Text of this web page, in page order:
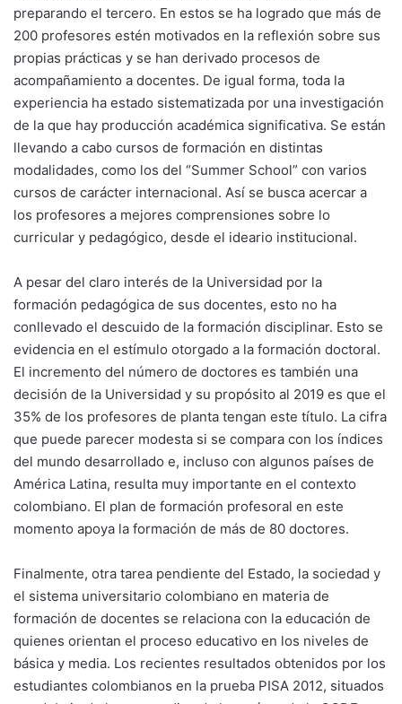
preparando el tercero. En estos se ha logrado que más de
200 profesores estén motivados en la reflexión sobre sus
propias prácticas y se han derivado procesos de
acompañamiento a docentes. De igual forma, toda la
experiencia ha estado sistematizada por una investigación
de la que hay producción académica significativa. Se están
llevando a cabo cursos de formación en distintas
modalidades, como los del “Summer School” con varios
cursos de carácter internacional. Así se busca acercar a
los profesores a mejores comprensiones sobre lo
curricular y pedagógico, desde el ideario institucional.
A pesar del claro interés de la Universidad por la
formación pedagógica de sus docentes, esto no ha
conllevado el descuido de la formación disciplinar. Esto se
evidencia en el estímulo otorgado a la formación doctoral.
El incremento del número de doctores es también una
decisión de la Universidad y su propósito al 2019 es que el
35% de los profesores de planta tengan este título. La cifra
que puede parecer modesta si se compara con los índices
del mundo desarrollado e, incluso con algunos países de
América Latina, resulta muy importante en el contexto
colombiano. El plan de formación profesoral en este
momento apoya la formación de más de 80 doctores.
Finalmente, otra tarea pendiente del Estado, la sociedad y
el sistema universitario colombiano en materia de
formación de docentes se relaciona con la educación de
quienes orientan el proceso educativo en los niveles de
básica y media. Los recientes resultados obtenidos por los
estudiantes colombianos en la prueba PISA 2012, situados